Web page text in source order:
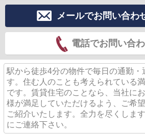
メールでお問い合わ
電話でお問い合
駅から徒歩4分の物件で毎日の通勤・
す。住む人のことも考えられている
です。賃貸住宅のことなら、当社に
様が満足していただけるよう、ご希
ご紹介いたします。全力を尽くしま
にご連絡下さい。